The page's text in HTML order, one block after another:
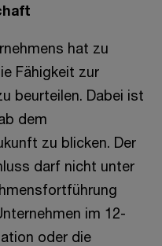
hat zu
Fähigkeit zur
beurteilen. Dabei ist
dem
zu blicken. Der
darf nicht unter
im 12-
oder die